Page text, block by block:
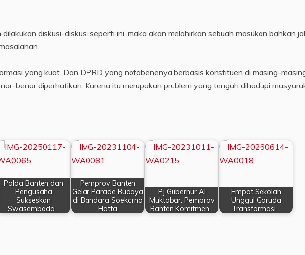
dilakukan diskusi-diskusi seperti ini, maka akan melahirkan sebuah masukan bahkan
yang kuat. Dan DPRD yang notabenenya berbasis konstituen di masing-
benar diperhatikan. Karena itu merupakan problem yang tengah dihadapi
Polda Banten dan
Pengusaha
Sukseskan
Swasembada…
Pemprov Banten
Gelar Parade Budaya
di Bandara Soekarno
Hatta
Pj Gubernur Al
Muktabar: Pemprov
Banten Komitmen…
Empat Sekolah
Unggul Garuda
Transformasi…